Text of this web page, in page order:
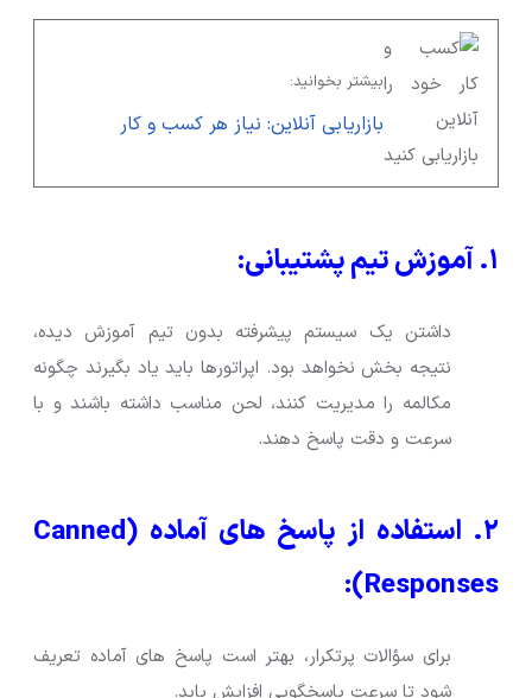
بیشتر بخوانید:
بازاریابی آنلاین: نیاز هر کسب و کار
۱. آموزش تیم پشتیبانی:
داشتن یک سیستم پیشرفته بدون تیم آموزش دیده،
نتیجه بخش نخواهد بود. اپراتورها باید یاد بگیرند چگونه
مکالمه را مدیریت کنند، لحن مناسب داشته باشند و با
سرعت و دقت پاسخ دهند.
۲. استفاده از پاسخ های آماده (Canned
Responses):
برای سؤالات پرتکرار، بهتر است پاسخ های آماده تعریف
شود تا سرعت پاسخگویی افزایش یابد.